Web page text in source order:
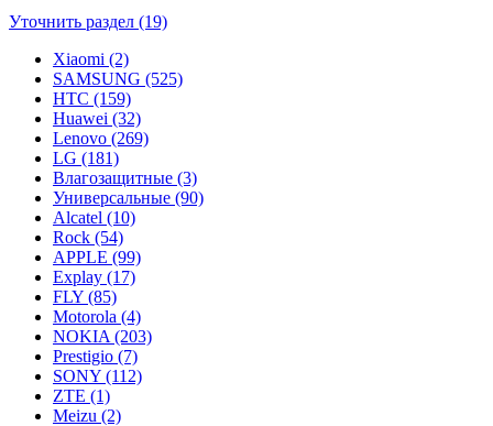
Уточнить раздел (19)
Xiaomi (2)
SAMSUNG (525)
HTC (159)
Huawei (32)
Lenovo (269)
LG (181)
Влагозащитные (3)
Универсальные (90)
Alcatel (10)
Rock (54)
APPLE (99)
Explay (17)
FLY (85)
Motorola (4)
NOKIA (203)
Prestigio (7)
SONY (112)
ZTE (1)
Meizu (2)